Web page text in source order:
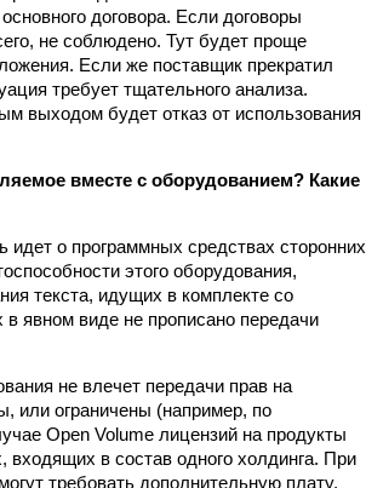
договора. Если договоры
не соблюдено. Тут будет проще
Если же поставщик прекратил
требует тщательного анализа.
выходом будет отказ от использования
вместе с оборудованием? Какие
о программных средствах сторонних
этого оборудования,
текста, идущих в комплекте со
явном виде не прописано передачи
не влечет передачи прав на
или ограничены (например, по
Open Volume лицензий на продукты
входящих в состав одного холдинга. При
требовать дополнительную плату.